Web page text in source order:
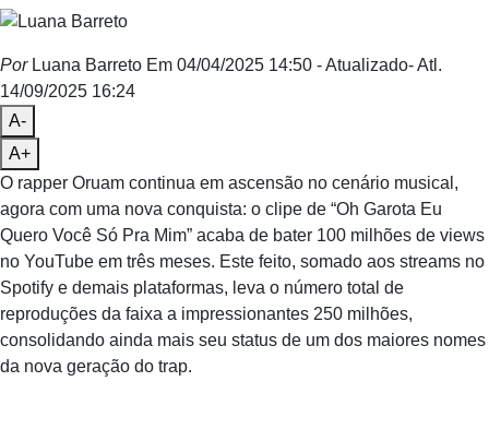
PorLuana Barreto Em 04/04/2025 14:50 - Atualizado- Atl.
14/09/2025 16:24
A-
A+
O rapper Oruam continua em ascensão no cenário musical,
agora com uma nova conquista: o clipe de “Oh Garota Eu
Quero Você Só Pra Mim” acaba de bater 100 milhões de views
no YouTube em três meses. Este feito, somado aos streams no
Spotify e demais plataformas, leva o número total de
reproduções da faixa a impressionantes 250 milhões,
consolidando ainda mais seu status de um dos maiores nomes
da nova geração do trap.